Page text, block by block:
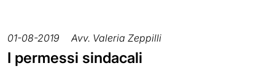
01-08-2019 Avv. Valeria Zeppilli
I permessi sindacali